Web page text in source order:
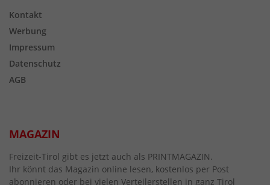
Kontakt
Werbung
Impressum
Datenschutz
AGB
MAGAZIN
Freizeit-Tirol gibt es jetzt auch als PRINTMAGAZIN.
Ihr könnt das Magazin online lesen, kostenlos per Post
abonnieren oder bei vielen Verteilerstellen in ganz Tirol